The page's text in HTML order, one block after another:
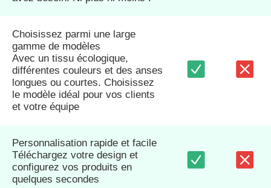
Choisissez parmi une large
gamme de modèles
Avec un tissu écologique,
différentes couleurs et des anses
longues ou courtes. Choisissez
le modèle idéal pour vos clients
et votre équipe
Personnalisation rapide et facile
Téléchargez votre design et
configurez vos produits en
quelques secondes